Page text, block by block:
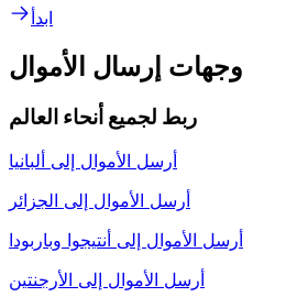
ابدأ
وجهات إرسال الأموال
ربط لجميع أنحاء العالم
أرسل الأموال إلى ألبانيا
أرسل الأموال إلى الجزائر
أرسل الأموال إلى أنتيجوا وباربودا
أرسل الأموال إلى الأرجنتين